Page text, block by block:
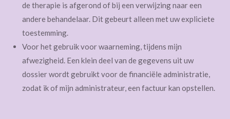
de therapie is afgerond of bij een verwijzing naar een
andere behandelaar. Dit gebeurt alleen met uw expliciete
toestemming.
Voor het gebruik voor waarneming, tijdens mijn
afwezigheid. Een klein deel van de gegevens uit uw
dossier wordt gebruikt voor de financiële administratie,
zodat ik of mijn administrateur, een factuur kan opstellen.